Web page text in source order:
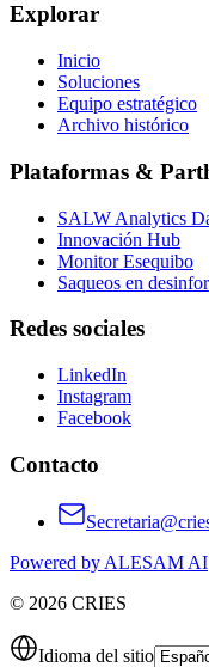
Explorar
Inicio
Soluciones
Equipo estratégico
Archivo histórico
Plataformas &
SALW Analytics
Innovación Hub
Monitor Esequibo
Saqueos en
Redes sociales
LinkedIn
Instagram
Facebook
Contacto
Powered by ALESAM AI
© 2026 CRIES
Idioma del sitio